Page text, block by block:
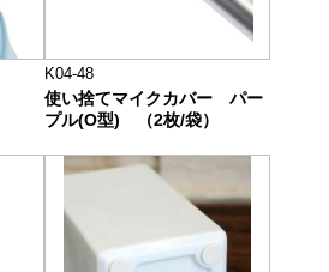
K04-48
使い捨てマイクカバー パー
プル(O型) （2枚/袋）